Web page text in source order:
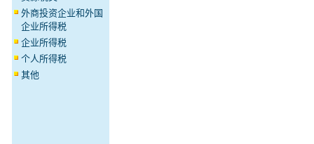
外商投资企业和外国
企业所得税
企业所得税
个人所得税
其他